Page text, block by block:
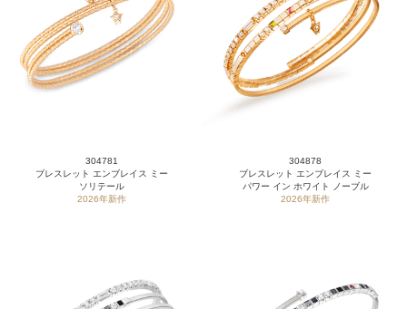
304781
ブレスレット エンブレイス ミー
ソリテール
2026年新作
304878
ブレスレット エンブレイス ミー
パワー イン ホワイト ノーブル
2026年新作